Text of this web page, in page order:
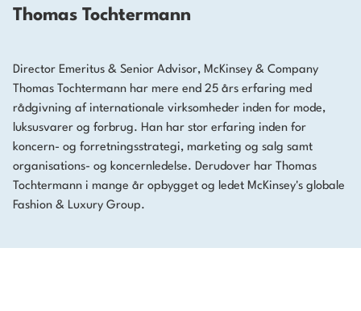
Thomas Tochtermann
Director Emeritus & Senior Advisor, McKinsey & Company
Thomas Tochtermann har mere end 25 års erfaring med
rådgivning af internationale virksomheder inden for mode,
luksusvarer og forbrug. Han har stor erfaring inden for
koncern- og forretningsstrategi, marketing og salg samt
organisations- og koncernledelse. Derudover har Thomas
Tochtermann i mange år opbygget og ledet McKinsey's globale
Fashion & Luxury Group.